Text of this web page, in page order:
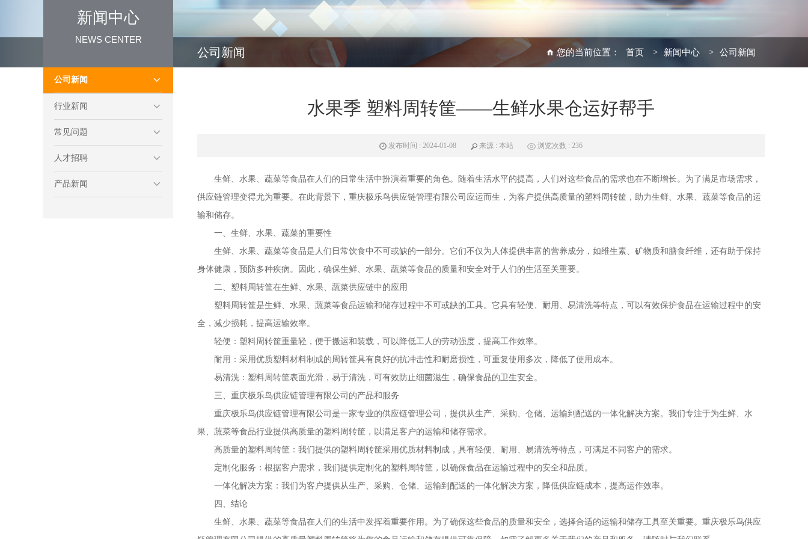
新闻中心
NEWS CENTER
公司新闻
行业新闻
常见问题
人才招聘
产品新闻
公司新闻 您的当前位置： 首页 > 新闻中心 > 公司新闻
水果季 塑料周转筐——生鲜水果仓运好帮手
发布时间 : 2024-01-08 来源 : 本站 浏览次数 : 236
生鲜、水果、蔬菜等食品在人们的日常生活中扮演着重要的角色。随着生活水平的提高，人们对这些食品的需求也在不断增长。为了满足市场需求，
供应链管理变得尤为重要。在此背景下，重庆极乐鸟供应链管理有限公司应运而生，为客户提供高质量的塑料周转筐，助力生鲜、水果、蔬菜等食品的运
输和储存。
一、生鲜、水果、蔬菜的重要性
生鲜、水果、蔬菜等食品是人们日常饮食中不可或缺的一部分。它们不仅为人体提供丰富的营养成分，如维生素、矿物质和膳食纤维，还有助于保持
身体健康，预防多种疾病。因此，确保生鲜、水果、蔬菜等食品的质量和安全对于人们的生活至关重要。
二、塑料周转筐在生鲜、水果、蔬菜供应链中的应用
塑料周转筐是生鲜、水果、蔬菜等食品运输和储存过程中不可或缺的工具。它具有轻便、耐用、易清洗等特点，可以有效保护食品在运输过程中的安
全，减少损耗，提高运输效率。
轻便：塑料周转筐重量轻，便于搬运和装载，可以降低工人的劳动强度，提高工作效率。
耐用：采用优质塑料材料制成的周转筐具有良好的抗冲击性和耐磨损性，可重复使用多次，降低了使用成本。
易清洗：塑料周转筐表面光滑，易于清洗，可有效防止细菌滋生，确保食品的卫生安全。
三、重庆极乐鸟供应链管理有限公司的产品和服务
重庆极乐鸟供应链管理有限公司是一家专业的供应链管理公司，提供从生产、采购、仓储、运输到配送的一体化解决方案。我们专注于为生鲜、水
果、蔬菜等食品行业提供高质量的塑料周转筐，以满足客户的运输和储存需求。
高质量的塑料周转筐：我们提供的塑料周转筐采用优质材料制成，具有轻便、耐用、易清洗等特点，可满足不同客户的需求。
定制化服务：根据客户需求，我们提供定制化的塑料周转筐，以确保食品在运输过程中的安全和品质。
一体化解决方案：我们为客户提供从生产、采购、仓储、运输到配送的一体化解决方案，降低供应链成本，提高运作效率。
四、结论
生鲜、水果、蔬菜等食品在人们的生活中发挥着重要作用。为了确保这些食品的质量和安全，选择合适的运输和储存工具至关重要。重庆极乐鸟供应